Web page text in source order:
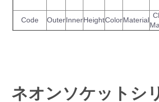
Code
OuterInnerHeightColorMaterial
ネオンソケットシ